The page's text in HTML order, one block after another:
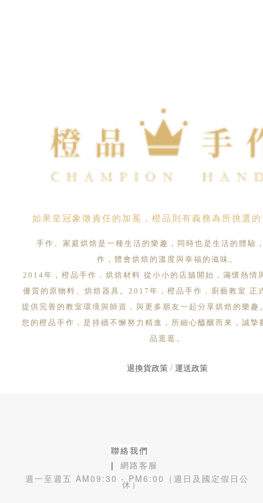
如果皇冠象徵責任的加冕，橙品則有義務為所挑選
手作、家庭烘焙是一種生活的樂趣，同時也是生活的體驗
作，體會烘焙的溫度與幸福的滋味。
2014年，橙品手作．烘焙材料 從小小的店舖開始，滿懷熱情
優質的原物料、烘焙器具。2017年，橙品手作．廚藝教室 正
提供完善的教室環境與師資，與更多朋友一起分享烘焙的樂趣
您的橙品手作，是持續不懈努力精進，所細心醞釀而來，誠摯
品逛逛。
退換貨政策/ 運送政策
聯絡我們
❙ 網路客服
週一至週五 AM09:30 - PM6:00（週日及國定假日公
休）